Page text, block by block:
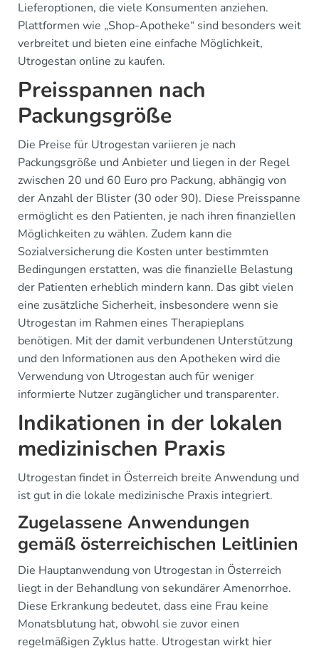
Lieferoptionen, die viele Konsumenten anziehen.
Plattformen wie „Shop-Apotheke“ sind besonders weit
verbreitet und bieten eine einfache Möglichkeit,
Utrogestan online zu kaufen.
Preisspannen nach
Packungsgröße
Die Preise für Utrogestan variieren je nach
Packungsgröße und Anbieter und liegen in der Regel
zwischen 20 und 60 Euro pro Packung, abhängig von
der Anzahl der Blister (30 oder 90). Diese Preisspanne
ermöglicht es den Patienten, je nach ihren finanziellen
Möglichkeiten zu wählen. Zudem kann die
Sozialversicherung die Kosten unter bestimmten
Bedingungen erstatten, was die finanzielle Belastung
der Patienten erheblich mindern kann. Das gibt vielen
eine zusätzliche Sicherheit, insbesondere wenn sie
Utrogestan im Rahmen eines Therapieplans
benötigen. Mit der damit verbundenen Unterstützung
und den Informationen aus den Apotheken wird die
Verwendung von Utrogestan auch für weniger
informierte Nutzer zugänglicher und transparenter.
Indikationen in der lokalen
medizinischen Praxis
Utrogestan findet in Österreich breite Anwendung und
ist gut in die lokale medizinische Praxis integriert.
Zugelassene Anwendungen
gemäß österreichischen Leitlinien
Die Hauptanwendung von Utrogestan in Österreich
liegt in der Behandlung von sekundärer Amenorrhoe.
Diese Erkrankung bedeutet, dass eine Frau keine
Monatsblutung hat, obwohl sie zuvor einen
regelmäßigen Zyklus hatte. Utrogestan wirkt hier